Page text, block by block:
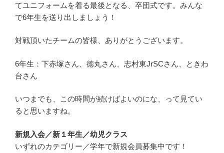
てユニフォームを着る最後となる、卒団式です。みんな
で6年生を送り出しましょう！
対戦頂いたチームの皆様、ありがとうございます。
6年生：下赤塚さん、徳丸さん、志村東JrSCさん、ときわ
台さん
いつまでも、この時間が続けばよいのにな、って見てい
ると思いますね。
新規入会／新１年生／幼児クラス
いずれのカテゴリー／学年で新規会員募集中です！